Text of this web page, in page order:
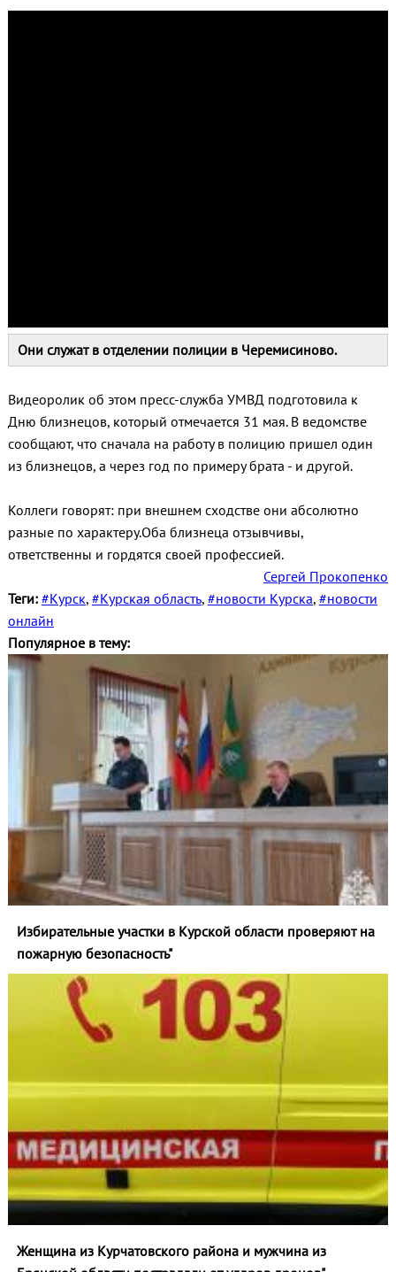
Они служат в отделении полиции в Черемисиново.
Видеоролик об этом пресс-служба УМВД подготовила к
Дню близнецов, который отмечается 31 мая. В ведомстве
сообщают, что сначала на работу в полицию пришел один
из близнецов, а через год по примеру брата - и другой.
Коллеги говорят: при внешнем сходстве они абсолютно
разные по характеру.Оба близнеца отзывчивы,
ответственны и гордятся своей профессией.
Сергей Прокопенко
Теги: #Курск, #Курская область, #новости Курска, #новости
онлайн
Популярное в тему:
Избирательные участки в Курской области проверяют на
пожарную безопасность"
Женщина из Курчатовского района и мужчина из